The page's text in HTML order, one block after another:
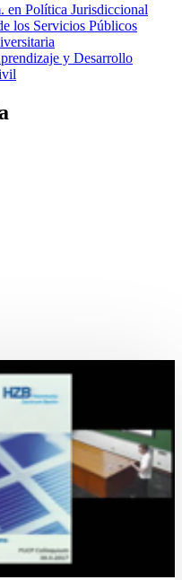
en Política Jurisdiccional
los Servicios Públicos
y Desarrollo